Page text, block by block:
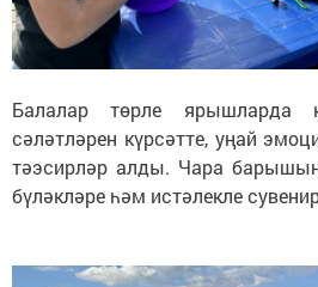
Балалар төрле ярышларда
сәләтләрен күрсәтте, уңай
тәэсирләр алды. Чара
бүләкләре һәм истәлекле